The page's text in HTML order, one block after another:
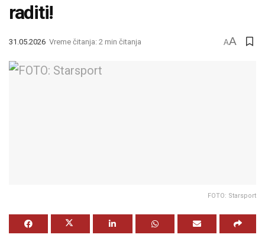
raditi!
31.05.2026 Vreme čitanja: 2 min čitanja AA
FOTO: Starsport